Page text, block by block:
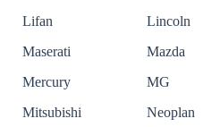
Lifan
Lincoln
Maserati
Mazda
Mercury
MG
Mitsubishi
Neoplan